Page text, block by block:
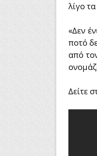
λίγο
«Δεν
ποτό
από
Δείτε